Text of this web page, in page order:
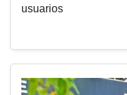
usuarios